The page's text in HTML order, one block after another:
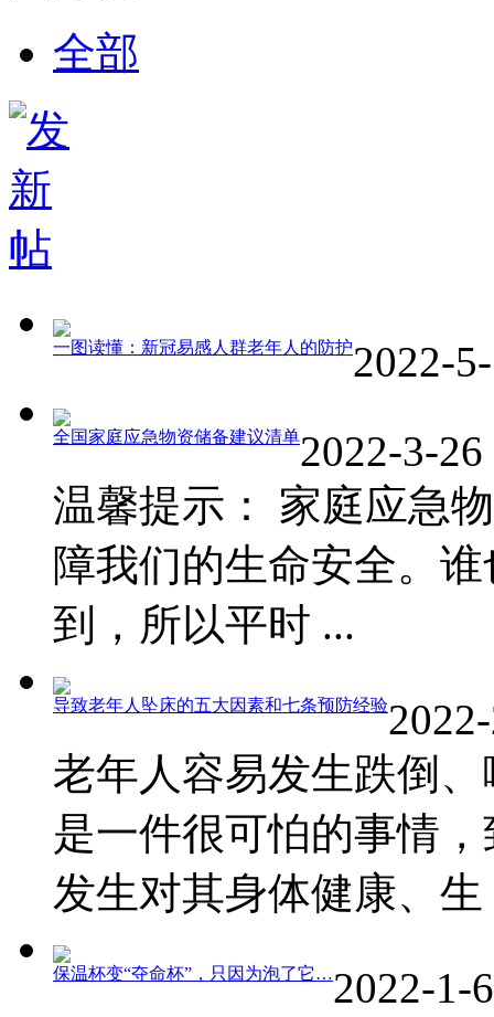
全部
一图读懂：新冠易感人群老年人的防护2022-
全国家庭应急物资储备建议清单2022-3-
温馨提示： 家庭应急
障我们的生命安全。
到，所以平时 ...
导致老年人坠床的五大因素和七条预防经验
老年人容易发生跌倒
是一件很可怕的事情
发生对其身体健康、生
保温杯变“夺命杯”，只因为泡了它…2022-1-